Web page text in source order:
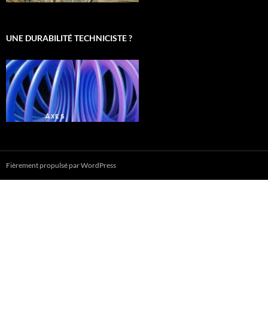
UNE DURABILITÉ TECHNICISTE ?
Fièrement propulsé par WordPress